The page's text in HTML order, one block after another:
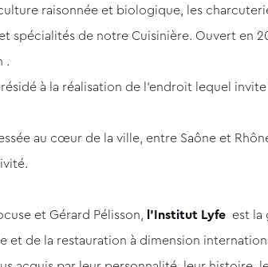
raisonnée et biologique, les
spécialités de notre Cuisinière. Ouvert en
.
à la réalisation de l’endroit lequel
au cœur de la ville, entre Saône et
et Gérard Pélisson, l’Institut Lyfe est la
et de la restauration à dimension